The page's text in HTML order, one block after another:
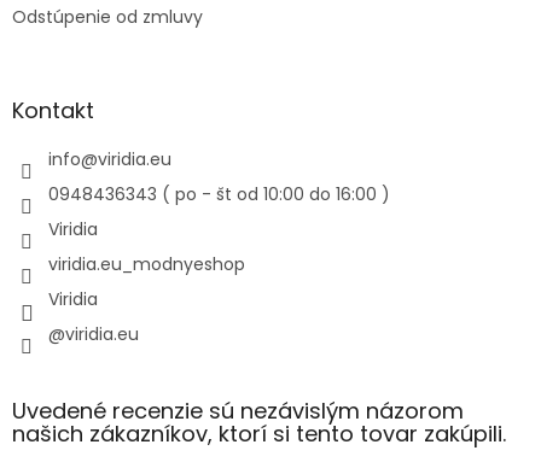
Odstúpenie od zmluvy
Kontakt
info@viridia.eu
0948436343 ( po - št od 10:00 do 16:00 )
Viridia
viridia.eu_modnyeshop
Viridia
@viridia.eu
Uvedené recenzie sú nezávislým názorom
našich zákazníkov, ktorí si tento tovar zakúpili.